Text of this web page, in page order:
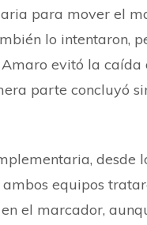
para mover el
lo intentaron,
evitó la caída
parte concluyó
desde
equipos
el marcador,